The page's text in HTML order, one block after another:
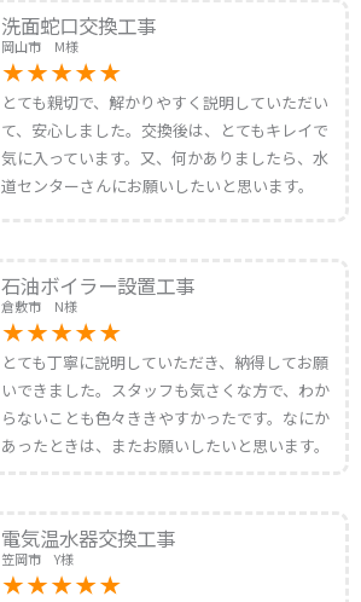
洗面蛇口交換工事
岡山市 M様
とても親切で、解かりやすく説明していただい
て、安心しました。交換後は、とてもキレイで
気に入っています。又、何かありましたら、水
道センターさんにお願いしたいと思います。
石油ボイラー設置工事
倉敷市 N様
とても丁寧に説明していただき、納得してお願
いできました。スタッフも気さくな方で、わか
らないことも色々ききやすかったです。なにか
あったときは、またお願いしたいと思います。
電気温水器交換工事
笠岡市 Y様